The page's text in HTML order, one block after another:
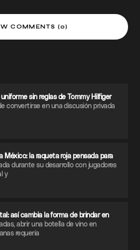
COMMENTS (0)
sin reglas de Tommy Hilfiger
convertirse en una discusión privada
México: la raqueta roja pensada para
durante su desarrollo con jugadores
y
así cambia la forma de brindar en
abrir una botella de vino en
requería